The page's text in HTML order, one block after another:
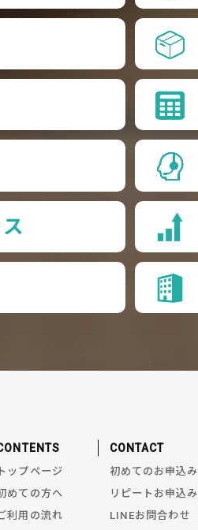
トップページ
めての方へ
利用の流れ
CONTACT
初めてのお申込み
リピートお申込み
LINEお問合わせ